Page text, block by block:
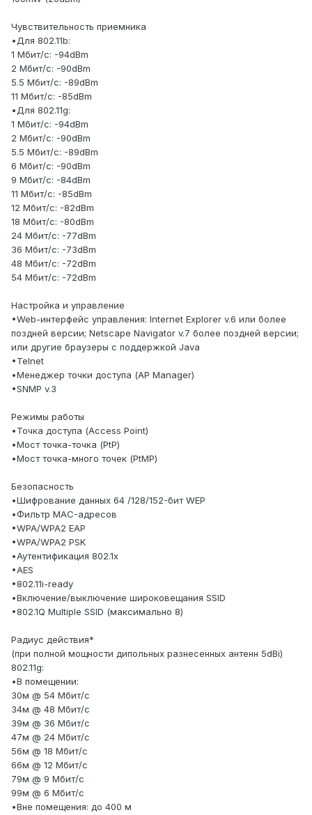
Чувствительность приемника
•Для 802.11b:
1 Мбит/с: -94dBm
2 Мбит/с: -90dBm
5.5 Мбит/с: -89dBm
11 Мбит/с: -85dBm
•Для 802.11g:
1 Мбит/с: -94dBm
2 Мбит/с: -90dBm
5.5 Мбит/с: -89dBm
6 Мбит/с: -90dBm
9 Мбит/с: -84dBm
11 Мбит/с: -85dBm
12 Мбит/с: -82dBm
18 Мбит/с: -80dBm
24 Мбит/с: -77dBm
36 Мбит/с: -73dBm
48 Мбит/с: -72dBm
54 Мбит/с: -72dBm
Настройка и управление
•Web-интерфейс управления: Internet Explorer v.6 или более
поздней версии; Netscape Navigator v.7 более поздней версии;
или другие браузеры с поддержкой Java
•Telnet
•Менеджер точки доступа (AP Manager)
•SNMP v.3
Режимы работы
•Точка доступа (Access Point)
•Мост точка-точка (PtP)
•Мост точка-много точек (PtMP)
Безопасность
•Шифрование данных 64 /128/152-бит WEP
•Фильтр MAC-адресов
•WPA/WPA2 EAP
•WPA/WPA2 PSK
•Аутентификация 802.1x
•AES
•802.11i-ready
•Включение/выключение широковещания SSID
•802.1Q Multiple SSID (максимально 8)
Радиус действия*
(при полной мощности дипольных разнесенных антенн 5dBi)
802.11g:
•В помещении:
30м @ 54 Мбит/с
34м @ 48 Мбит/с
39м @ 36 Мбит/с
47м @ 24 Мбит/с
56м @ 18 Мбит/с
66м @ 12 Мбит/с
79м @ 9 Мбит/с
99м @ 6 Мбит/с
•Вне помещения: до 400 м